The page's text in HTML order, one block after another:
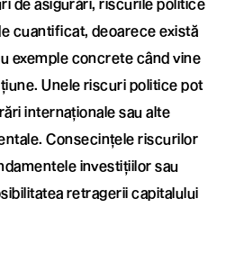
cuantificat, deoarece există
exemple concrete când vine
Unele riscuri politice pot
internaționale sau alte
Consecințele riscurilor
investițiilor sau
retragerii capitalului